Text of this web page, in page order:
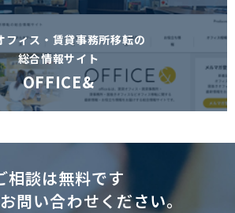
フィス・賃貸事務所移転の
総合情報サイト
OFFICE&
相談は無料です
問い合わせください。